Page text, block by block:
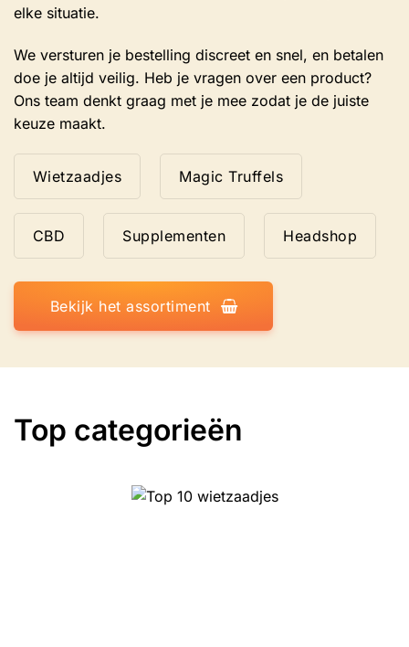
elke situatie.
We versturen je bestelling discreet en snel, en betalen
doe je altijd veilig. Heb je vragen over een product?
Ons team denkt graag met je mee zodat je de juiste
keuze maakt.
Wietzaadjes Magic Truffels
CBD Supplementen Headshop
Bekijk het assortiment
Top categorieën